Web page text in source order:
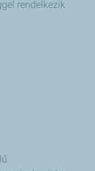
rendelkezik